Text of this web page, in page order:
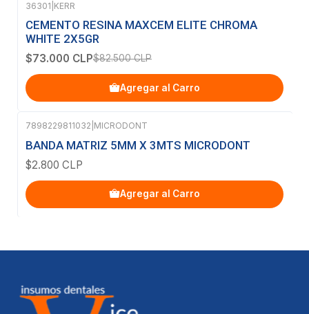
-12%OFF
36301 KERR
CEMENTO RESINA MAXCEM ELITE CHROMA
WHITE 2X5GR
$73.000 CLP$82.500 CLP
Agregar al Carro
7898229811032 MICRODONT
BANDA MATRIZ 5MM X 3MTS MICRODONT
$2.800 CLP
Agregar al Carro